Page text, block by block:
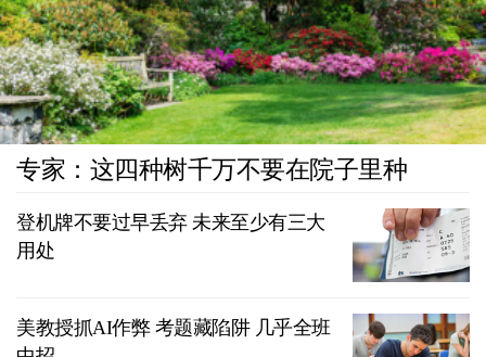
专家：这四种树千万不要在院子里种
登机牌不要过早丢弃 未来至少有三大
用处
美教授抓AI作弊 考题藏陷阱 几乎全班